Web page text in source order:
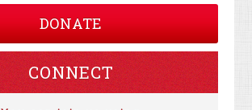
DONATE
CONNECT